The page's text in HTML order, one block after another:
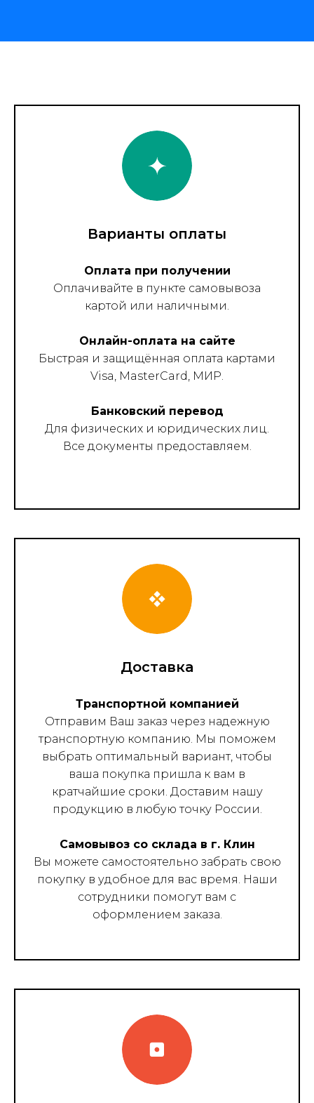
Варианты оплаты
Оплата при получении
Оплачивайте в пункте самовывоза
картой или наличными.
Онлайн-оплата на сайте
Быстрая и защищённая оплата картами
Visa, MasterCard, МИР.
Банковский перевод
Для физических и юридических лиц.
Все документы предоставляем.
Доставка
Транспортной компанией
Отправим Ваш заказ через надежную
транспортную компанию. Мы поможем
выбрать оптимальный вариант, чтобы
ваша покупка пришла к вам в
кратчайшие сроки. Доставим нашу
продукцию в любую точку России.
Самовывоз со склада в г. Клин
Вы можете самостоятельно забрать свою
покупку в удобное для вас время. Наши
сотрудники помогут вам с
оформлением заказа.